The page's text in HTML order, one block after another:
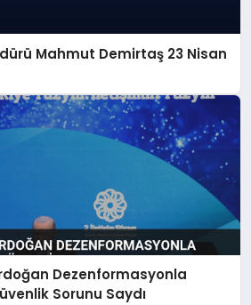
Mahmut Demirtaş 23 Nisan
Dezenformasyonla
Sorunu Saydı